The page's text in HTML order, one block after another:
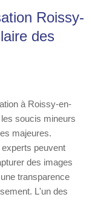
Roissy-
des
à Roissy-en-
soucis mineurs
majeures.
peuvent
des images
transparence
L'un des